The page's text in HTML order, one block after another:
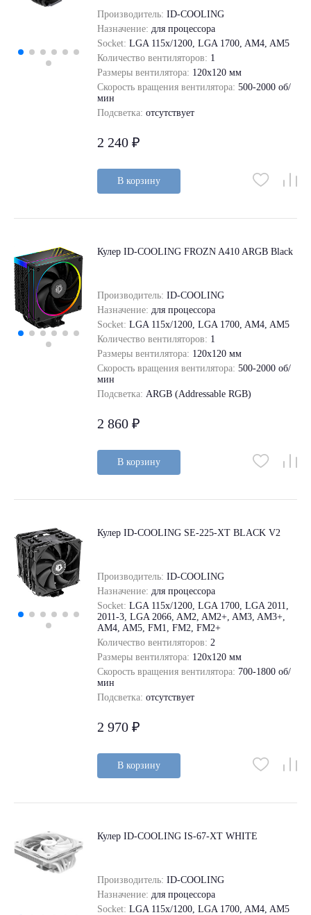
Производитель: ID-COOLING
Назначение: для процессора
Socket: LGA 115x/1200, LGA 1700, AM4, AM5
Количество вентиляторов: 1
Размеры вентилятора: 120x120 мм
Скорость вращения вентилятора: 500-2000 об/
мин
Подсветка: отсутствует
2 240 ₽
В корзину
Кулер ID-COOLING FROZN A410 ARGB Black
Производитель: ID-COOLING
Назначение: для процессора
Socket: LGA 115x/1200, LGA 1700, AM4, AM5
Количество вентиляторов: 1
Размеры вентилятора: 120x120 мм
Скорость вращения вентилятора: 500-2000 об/
мин
Подсветка: ARGB (Addressable RGB)
2 860 ₽
В корзину
Кулер ID-COOLING SE-225-XT BLACK V2
Производитель: ID-COOLING
Назначение: для процессора
Socket: LGA 115x/1200, LGA 1700, LGA 2011,
2011-3, LGA 2066, AM2, AM2+, AM3, AM3+,
AM4, AM5, FM1, FM2, FM2+
Количество вентиляторов: 2
Размеры вентилятора: 120x120 мм
Скорость вращения вентилятора: 700-1800 об/
мин
Подсветка: отсутствует
2 970 ₽
В корзину
Кулер ID-COOLING IS-67-XT WHITE
Производитель: ID-COOLING
Назначение: для процессора
Socket: LGA 115x/1200, LGA 1700, AM4, AM5